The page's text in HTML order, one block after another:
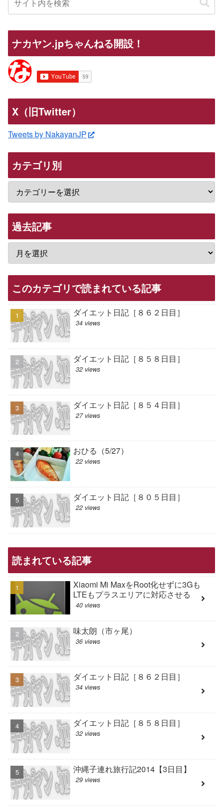
ナカヤン.jpちゃんねる開設！
X（旧Twitter）
Tweets by NakayanJP
カテゴリ別
過去記事
このカテゴリで読まれている記事
ダイエット日記［８６２日目］
34 views
ダイエット日記［８５８日目］
32 views
ダイエット日記［８５４日目］
27 views
おひる（5/27）
22 views
ダイエット日記［８０５日目］
22 views
読まれている記事
Xiaomi Mi MaxをRoot化せずに3Gも
LTEもプラスエリアに対応させる
40 views
味太朗（市ヶ尾）
36 views
ダイエット日記［８６２日目］
34 views
ダイエット日記［８５８日目］
32 views
沖縄子連れ旅行記2014【3日目】
29 views